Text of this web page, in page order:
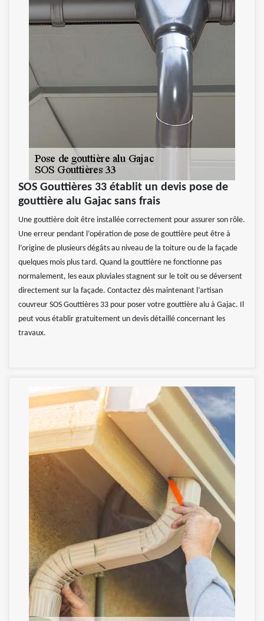
SOS Gouttières 33 établit un devis pose de
gouttière alu Gajac sans frais
Une gouttière doit être installée correctement pour assurer son rôle.
Une erreur pendant l’opération de pose de gouttière peut être à
l’origine de plusieurs dégâts au niveau de la toiture ou de la façade
quelques mois plus tard. Quand la gouttière ne fonctionne pas
normalement, les eaux pluviales stagnent sur le toit ou se déversent
directement sur la façade. Contactez dès maintenant l’artisan
couvreur SOS Gouttières 33 pour poser votre gouttière alu à Gajac. Il
peut vous établir gratuitement un devis détaillé concernant les
travaux.